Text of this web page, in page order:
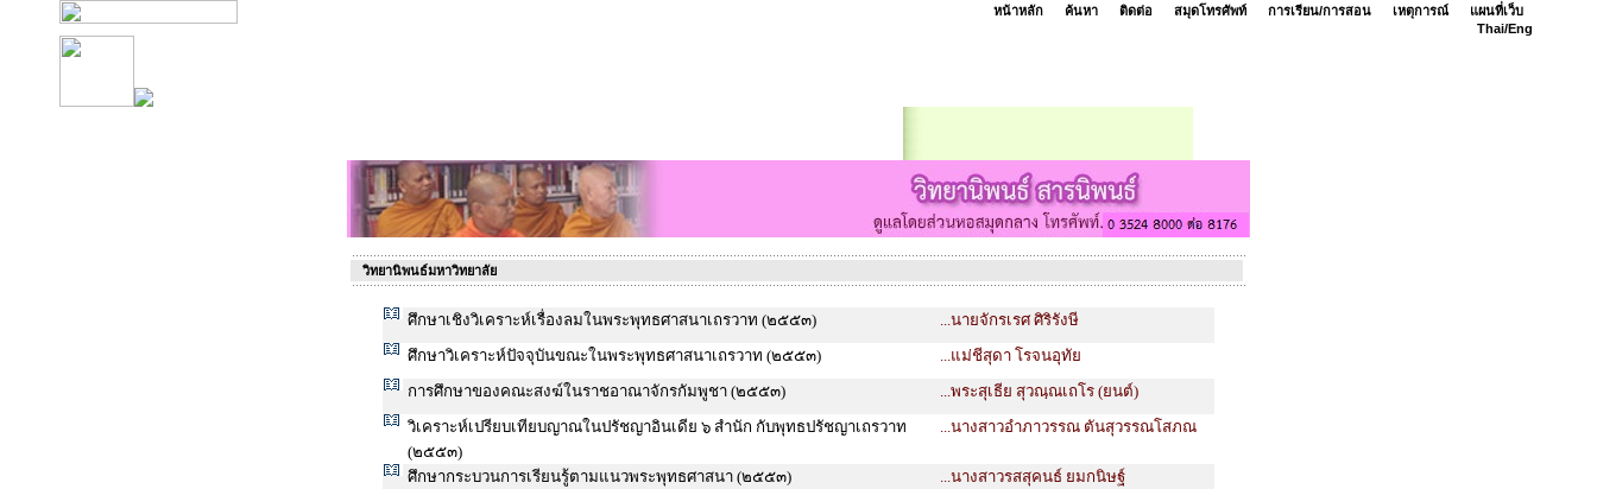
หน้าหลัก ค้นหา ติดต่อ สมุดโทรศัพท์ การเรียน/การสอน เหตุการณ์
แผนที่เว็บ
Thai/Eng
วิทยานิพนธ์มหาวิทยาลัย
ศึกษาเชิงวิเคราะห์เรื่องลมในพระพุทธศาสนาเถรวาท (๒๕๕๓)
...นายจักรเรศ ศิริรังษี
ศึกษาวิเคราะห์ปัจจุบันขณะในพระพุทธศาสนาเถรวาท (๒๕๕๓)
...แม่ชีสุดา โรจนอุทัย
การศึกษาของคณะสงฆ์ในราชอาณาจักรกัมพูชา (๒๕๕๓)
...พระสุเธีย สุวณฺณเถโร (ยนต์)
วิเคราะห์เปรียบเทียบญาณในปรัชญาอินเดีย ๖ สำนัก กับพุทธปรัชญาเถรวาท
(๒๕๕๓)
...นางสาวอำภาวรรณ ตันสุวรรณโสภณ
ศึกษากระบวนการเรียนรู้ตามแนวพระพุทธศาสนา (๒๕๕๓)
...นางสาวรสสุคนธ์ ยมกนิษฐ์